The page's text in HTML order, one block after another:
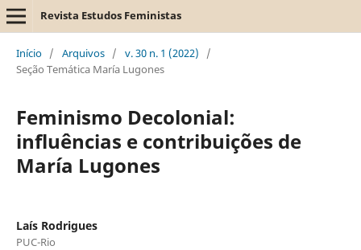
Revista Estudos Feministas
Início / Arquivos / v. 30 n. 1 (2022)
/
Seção Temática María Lugones
Feminismo Decolonial:
influências e contribuições de
María Lugones
Laís Rodrigues
PUC-Rio